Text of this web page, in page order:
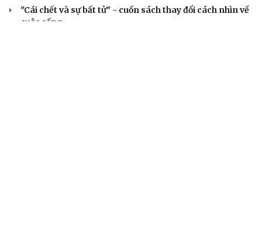
"Cái chết và sự bất tử" - cuốn sách thay đổi cách nhìn về
cuộc sống